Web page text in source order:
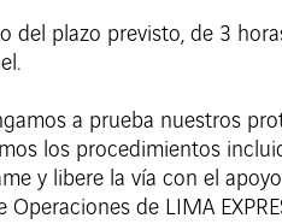
plazo previsto, de 3
a prueba nuestros
los procedimientos
y libere la vía con el
de LIMA